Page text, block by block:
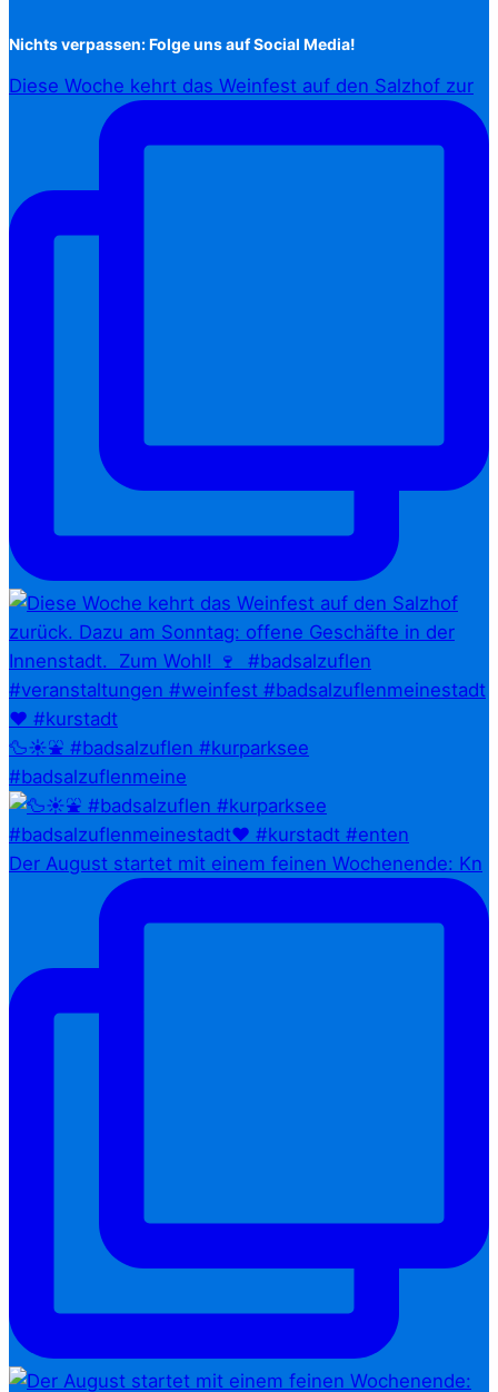
Nichts verpassen: Folge uns auf Social Media!
Diese Woche kehrt das Weinfest auf den Salzhof zur
🦆☀️⛲ #badsalzuflen #kurparksee
#badsalzuflenmeine
Der August startet mit einem feinen Wochenende: Kn